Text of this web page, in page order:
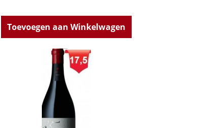
Toevoegen aan Winkelwagen